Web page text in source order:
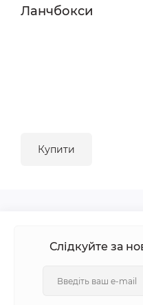
Ланчбокси
Купити
Слідкуйте за